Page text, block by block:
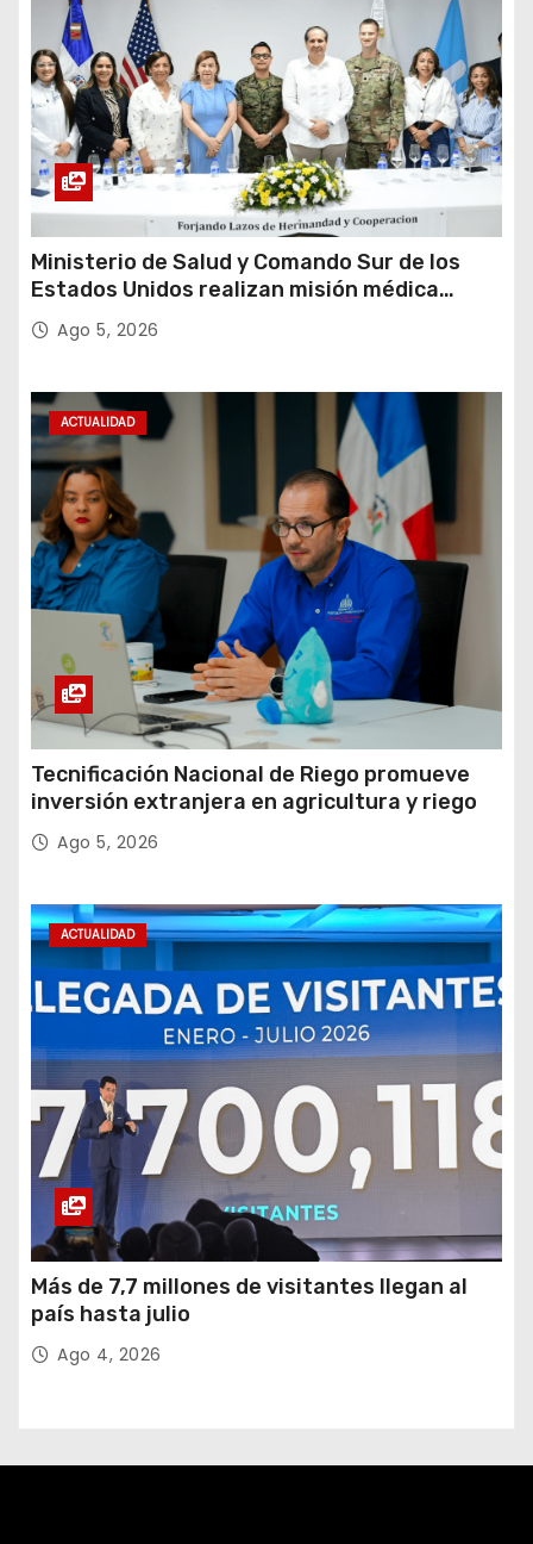
Ministerio de Salud y Comando Sur de los
Estados Unidos realizan misión médica
Amistad 2026 en La Vega
Ago 5, 2026
ACTUALIDAD
Tecnificación Nacional de Riego promueve
inversión extranjera en agricultura y riego
Ago 5, 2026
ACTUALIDAD
Más de 7,7 millones de visitantes llegan al
país hasta julio
Ago 4, 2026